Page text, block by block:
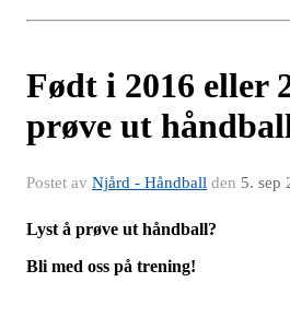
Født i 2016 eller
prøve ut
Postet av Njård - Håndball den 5. sep
Lyst å prøve ut håndball?
Bli med oss på trening!